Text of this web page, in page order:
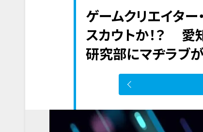
ゲームクリエイタ
スカウトか！？ 愛
研究部にマヂラブが